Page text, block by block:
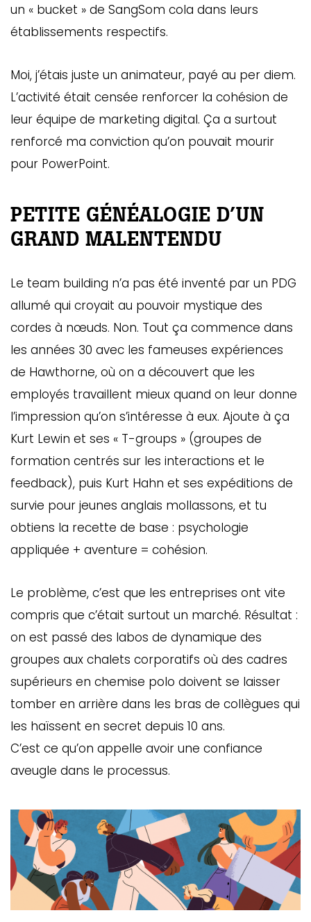
un « bucket » de SangSom cola dans leurs
établissements respectifs.
Moi, j’étais juste un animateur, payé au per diem.
L’activité était censée renforcer la cohésion de
leur équipe de marketing digital. Ça a surtout
renforcé ma conviction qu’on pouvait mourir
pour PowerPoint.
PETITE GÉNÉALOGIE D’UN
GRAND MALENTENDU
Le team building n’a pas été inventé par un PDG
allumé qui croyait au pouvoir mystique des
cordes à nœuds. Non. Tout ça commence dans
les années 30 avec les fameuses expériences
de Hawthorne, où on a découvert que les
employés travaillent mieux quand on leur donne
l’impression qu’on s’intéresse à eux. Ajoute à ça
Kurt Lewin et ses « T-groups » (groupes de
formation centrés sur les interactions et le
feedback), puis Kurt Hahn et ses expéditions de
survie pour jeunes anglais mollassons, et tu
obtiens la recette de base : psychologie
appliquée + aventure = cohésion.
Le problème, c’est que les entreprises ont vite
compris que c’était surtout un marché. Résultat :
on est passé des labos de dynamique des
groupes aux chalets corporatifs où des cadres
supérieurs en chemise polo doivent se laisser
tomber en arrière dans les bras de collègues qui
les haïssent en secret depuis 10 ans.
C’est ce qu’on appelle avoir une confiance
aveugle dans le processus.